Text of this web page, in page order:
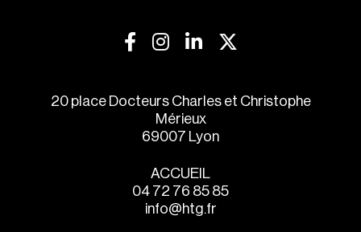
20 place Docteurs Charles et Christophe
Mérieux
69007 Lyon
ACCUEIL
04 72 76 85 85
info@htg.fr